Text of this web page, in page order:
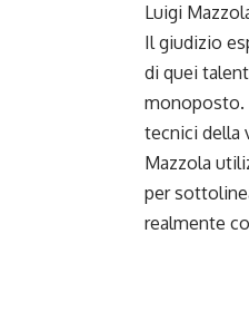
Luigi
Il giudizio
di quei
monoposto.
tecnici della
Mazzola
per
realmente